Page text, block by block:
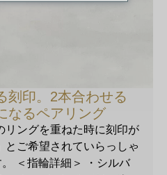
刻印。2本合わせる
なるペアリング
リングを重ねた時に刻印が
とご希望されていらっしゃ
＜指輪詳細＞ ・シルバ